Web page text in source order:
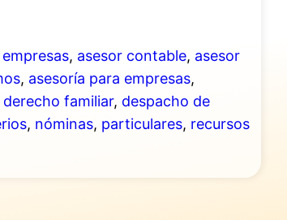
, asesor contable, asesor
, asesoría para empresas,
derecho familiar, despacho de
, nóminas, particulares, recursos